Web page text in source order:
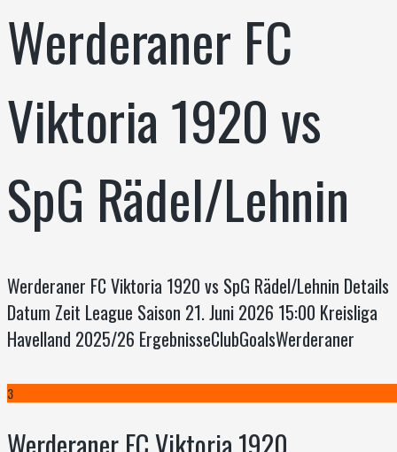
Werderaner FC
Viktoria 1920 vs
SpG Rädel/Lehnin
Werderaner FC Viktoria 1920 vs SpG Rädel/Lehnin Details
Datum Zeit League Saison 21. Juni 2026 15:00 Kreisliga
Havelland 2025/26 ErgebnisseClubGoalsWerderaner
3